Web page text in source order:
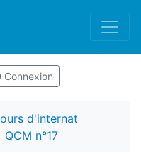
Connexion
d'internat
QCM n°17